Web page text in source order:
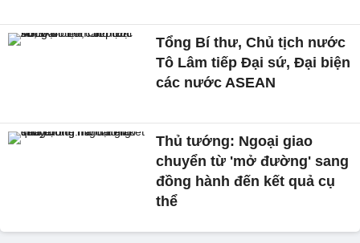
Tổng Bí thư, Chủ tịch nước
Tô Lâm tiếp Đại sứ, Đại biện
các nước ASEAN
Thủ tướng: Ngoại giao
chuyển từ 'mở đường' sang
đồng hành đến kết quả cụ
thể